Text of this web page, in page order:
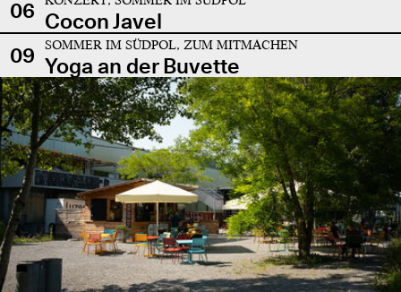
06 Cocon Javel
09
SOMMER IM SÜDPOL, ZUM MITMACHEN
Yoga an der Buvette